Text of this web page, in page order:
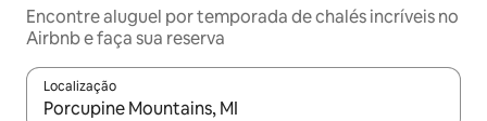
Encontre aluguel por temporada de chalés incríveis no
Airbnb e faça sua reserva
Localização
Quando os resultados estiverem disponíveis, explore-os